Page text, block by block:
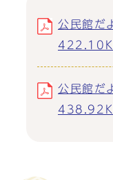
公民館だ
公民館だ